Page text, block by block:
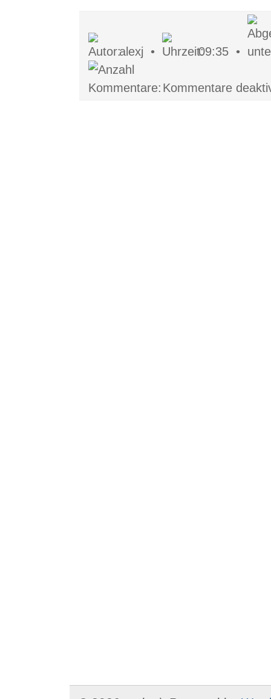
alexj • 09:35 •
Kommentare